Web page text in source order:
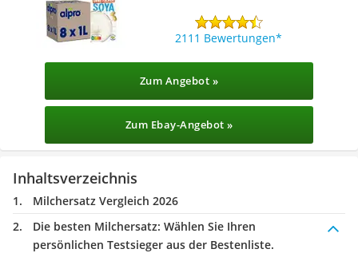
2111 Bewertungen
Zum Angebot »
Zum Ebay-Angebot »
Inhaltsverzeichnis
Milchersatz Vergleich 2026
Die besten Milchersatz: Wählen Sie Ihren
persönlichen Testsieger aus der Bestenliste.